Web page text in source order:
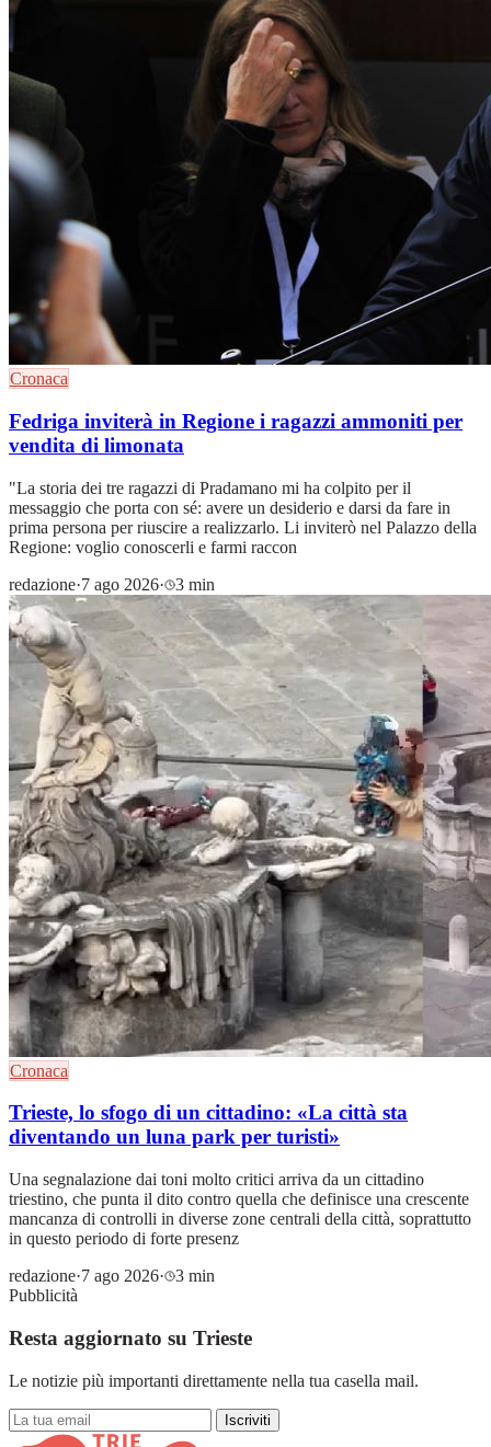
Cronaca
Fedriga inviterà in Regione i ragazzi ammoniti per
vendita di limonata
"La storia dei tre ragazzi di Pradamano mi ha colpito per il
messaggio che porta con sé: avere un desiderio e darsi da fare in
prima persona per riuscire a realizzarlo. Li inviterò nel Palazzo della
Regione: voglio conoscerli e farmi raccon
redazione·7 ago 2026· 3 min
Cronaca
Trieste, lo sfogo di un cittadino: «La città sta
diventando un luna park per turisti»
Una segnalazione dai toni molto critici arriva da un cittadino
triestino, che punta il dito contro quella che definisce una crescente
mancanza di controlli in diverse zone centrali della città, soprattutto
in questo periodo di forte presenz
redazione·7 ago 2026·
3 min
Pubblicità
Resta aggiornato su Trieste
Le notizie più importanti direttamente nella tua casella mail.
Iscriviti